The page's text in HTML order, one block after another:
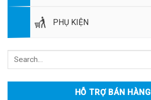
PHỤ KIỆN
HỖ TRỢ BÁN HÀNG